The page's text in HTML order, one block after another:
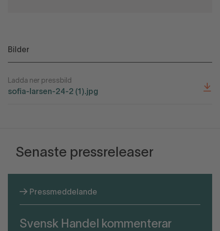
Bilder
Ladda ner pressbild
sofia-larsen-24-2 (1).jpg
Senaste pressreleaser
Pressmeddelande
Svensk Handel kommenterar